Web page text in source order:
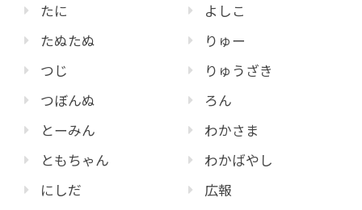
たに
たぬたぬ
つじ
つぼんぬ
とーみん
ともちゃん
にしだ
よしこ
りゅー
りゅうざき
ろん
わかさま
わかばやし
広報